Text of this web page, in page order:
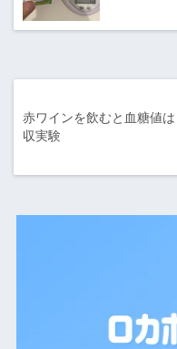
赤ワインを飲むと血糖値
収実験